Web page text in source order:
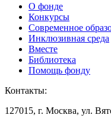
О фонде
Конкурсы
Современное
Инклюзивная среда
Вместе
Библиотека
Помощь фонду
Контакты:
127015, г. Москва, ул.